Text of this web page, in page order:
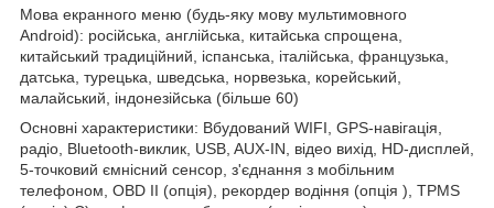
Мова екранного меню (будь-яку мову мультимовного
Android): російська, англійська, китайська спрощена,
китайський традиційний, іспанська, італійська, французька,
датська, турецька, шведська, норвезька, корейський,
малайський, індонезійська (більше 60)
Основні характеристики: Вбудований WIFI, GPS-навігація,
радіо, Bluetooth-виклик, USB, AUX-IN, відео вихід, HD-дисплей,
5-точковий ємнісний сенсор, з'єднання з мобільним
телефоном, OBD II (опція), рекордер водіння (опція ), TPMS